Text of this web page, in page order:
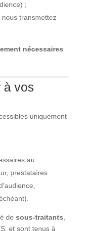
;
transmettez
nécessaires
à vos
uniquement
au
prestataires
de sous-traitants
et sont tenus à